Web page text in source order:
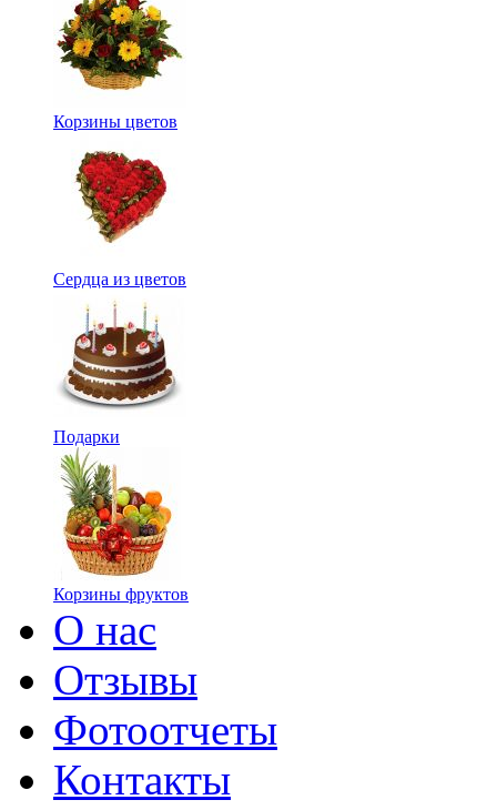
Корзины цветов
Сердца из цветов
Подарки
Корзины фруктов
О нас
Отзывы
Фотоотчеты
Контакты